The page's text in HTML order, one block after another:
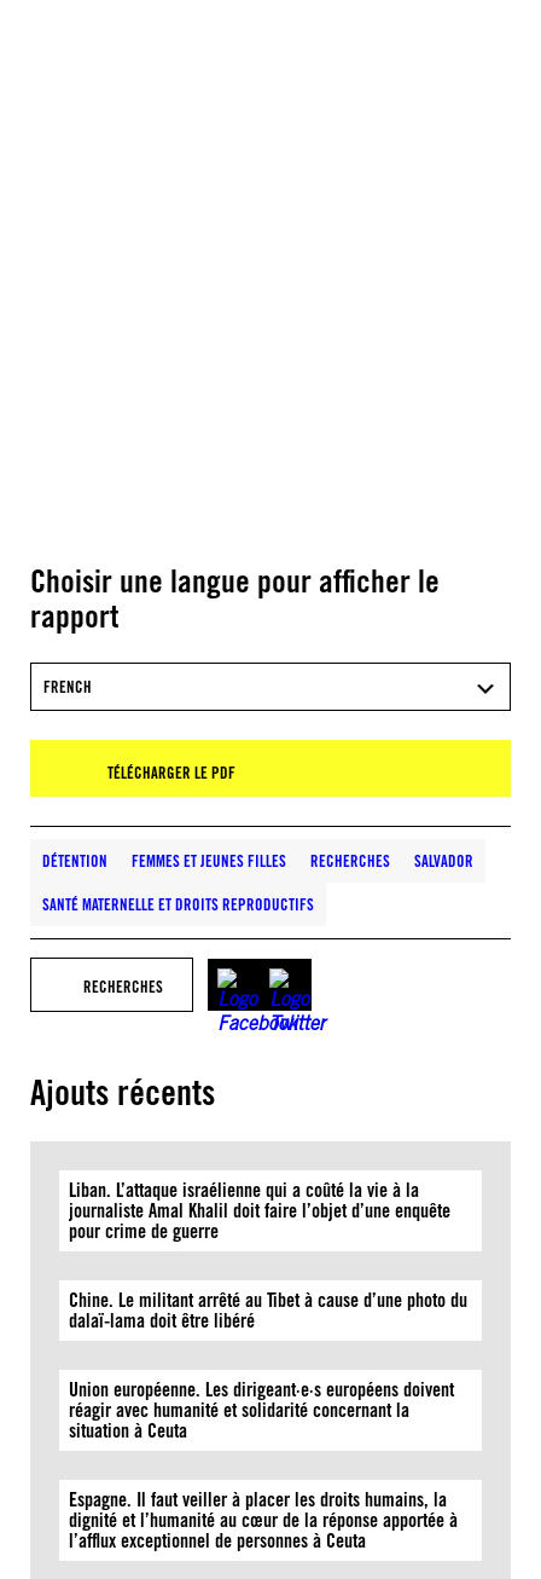
Choisir une langue pour afficher le
rapport
FRENCH
TÉLÉCHARGER LE PDF
DÉTENTION FEMMES ET JEUNES FILLES RECHERCHES SALVADOR
SANTÉ MATERNELLE ET DROITS REPRODUCTIFS
RECHERCHES
Ajouts récents
Liban. L’attaque israélienne qui a coûté la vie à la
journaliste Amal Khalil doit faire l’objet d’une enquête
pour crime de guerre
Chine. Le militant arrêté au Tibet à cause d’une photo du
dalaï-lama doit être libéré
Union européenne. Les dirigeant·e·s européens doivent
réagir avec humanité et solidarité concernant la
situation à Ceuta
Espagne. Il faut veiller à placer les droits humains, la
dignité et l’humanité au cœur de la réponse apportée à
l’afflux exceptionnel de personnes à Ceuta